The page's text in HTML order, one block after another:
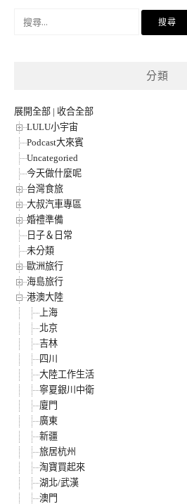
分類
展開全部 | 收合全部
LULU小宇宙
Podcast大來賓
Uncategoried
今天做什麼呢
台灣食旅
大叔汽車專區
婚禮準備
日子＆日常
未分類
歐洲旅行
海島旅行
港澳大陸
上海
北京
吉林
四川
大陸工作生活
寧夏銀川中衛
廈門
廣東
新疆
旅居杭州
淘寶買起來
湖北/武漢
澳門